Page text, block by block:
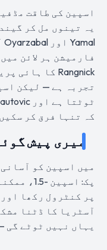
یہ تینوں مل کر
فارمیشن ہر لائن
تجربہ ہے — لیکن
کہ تنہا فرق کر
میری پیش
میں اسپین کو
پر کنٹرول رکھا
یہاں نہیں ٹوٹے گی